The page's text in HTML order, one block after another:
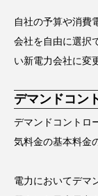
自社の予算や消費
会社を自由に選択
い新電力会社に変
デマンドコン
デマンドコントロ
気料金の基本料金
電力においてデマ